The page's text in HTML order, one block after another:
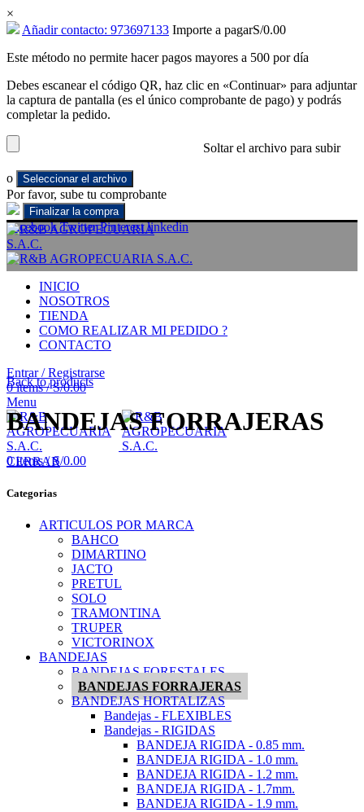
×
Añadir contacto: 973697133 Importe a pagarS/0.00
Este método no permite hacer pagos mayores a 500 por día
Debes escanear el código QR, haz clic en «Continuar» para adjuntar
la captura de pantalla (es el único comprobante de pago) y podrás
completar la pedido.
Soltar el archivo para subir
o Seleccionar el archivo
Por favor, sube tu comprobante
Facebook Twitter Pinterest linkedin
INICIO
NOSOTROS
TIENDA
COMO REALIZAR MI PEDIDO ?
CONTACTO
Entrar / Registrarse
0items / S/0.00
Menu
0items / S/0.00
Back to products
BANDEJAS FORRAJERAS
CERRAR
Categorias
ARTICULOS POR MARCA
BAHCO
DIMARTINO
JACTO
PRETUL
SOLO
TRAMONTINA
TRUPER
VICTORINOX
BANDEJAS
BANDEJAS FORESTALES
BANDEJAS FORRAJERAS
BANDEJAS HORTALIZAS
Bandejas - FLEXIBLES
Bandejas - RIGIDAS
BANDEJA RIGIDA - 0.85 mm.
BANDEJA RIGIDA - 1.0 mm.
BANDEJA RIGIDA - 1.2 mm.
BANDEJA RIGIDA - 1.7mm.
BANDEJA RIGIDA - 1.9 mm.